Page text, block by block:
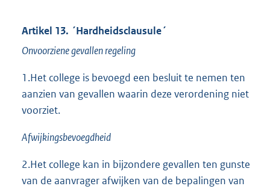
Artikel 13. ´Hardheidsclausule´
Onvoorziene gevallen regeling
1.Het college is bevoegd een besluit te nemen ten
aanzien van gevallen waarin deze verordening niet
voorziet.
Afwijkingsbevoegdheid
2.Het college kan in bijzondere gevallen ten gunste
van de aanvrager afwijken van de bepalingen van